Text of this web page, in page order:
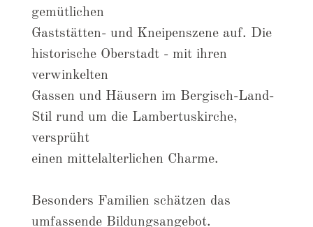
gemütlichen
Gaststätten- und Kneipenszene auf. Die
historische Oberstadt - mit ihren
verwinkelten
Gassen und Häusern im Bergisch-Land-
Stil rund um die Lambertuskirche,
versprüht
einen mittelalterlichen Charme.
Besonders Familien schätzen das
umfassende Bildungsangebot.